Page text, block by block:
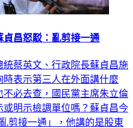
昌怒駁：亂剪接一通
統蔡英文、行政院長蘇貞昌施
表示第三人在外面講什麼
必去查，國民黨主席朱立倫
明示檢調單位嗎？蘇貞昌今
剪接一通」，他講的是股東